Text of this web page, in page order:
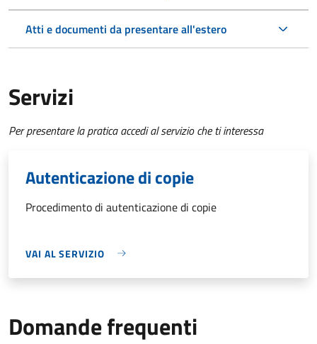
Atti e documenti da presentare all'estero
Servizi
Per presentare la pratica accedi al servizio che ti interessa
Autenticazione di copie
Procedimento di autenticazione di copie
VAI AL SERVIZIO
Domande frequenti